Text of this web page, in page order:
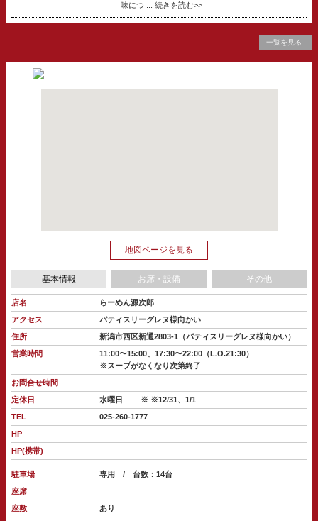
味につ
... 続きを読む>>
一覧を見る
地図ページを見る
基本情報 お席・設備 その他
店名
らーめん源次郎
アクセス
パティスリーグレヌ様向かい
住所
新潟市西区新通2803-1（パティスリーグレヌ様向かい）
営業時間
11:00〜15:00、17:30〜22:00（L.O.21:30）
※スープがなくなり次第終了
お問合せ時間
定休日
水曜日
※ ※12/31、1/1
TEL
025-260-1777
HP
HP(携帯)
駐車場
専用 / 台数：14台
座席
座敷
あり